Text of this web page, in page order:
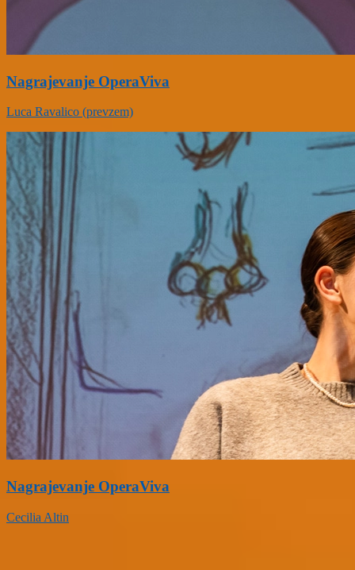
Nagrajevanje OperaViva
Luca Ravalico (prevzem)
Nagrajevanje OperaViva
Cecilia Altin